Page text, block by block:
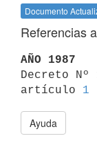
Documento
Referencias
AÑO 1987
Decreto Nº
artículo 1
Ayuda